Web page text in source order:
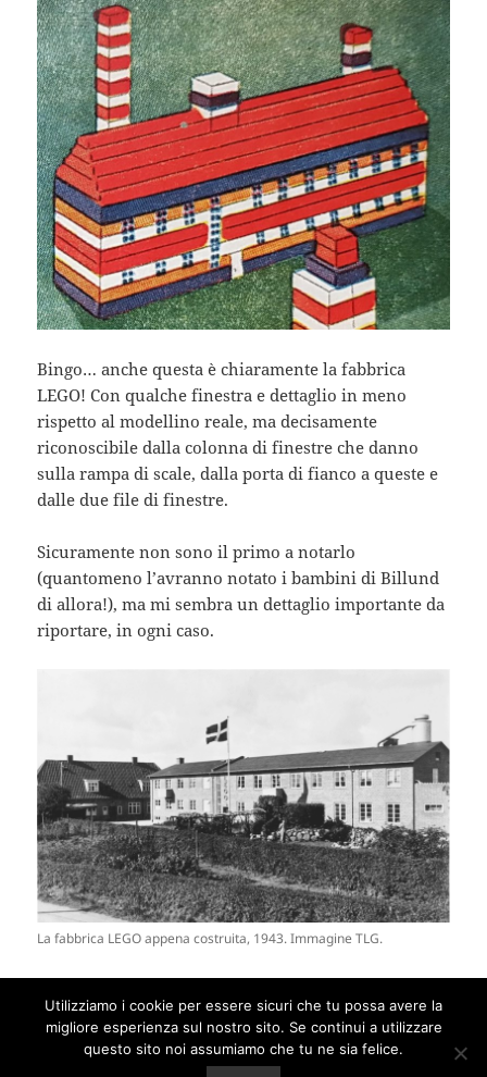
Bingo… anche questa è chiaramente la fabbrica
LEGO! Con qualche finestra e dettaglio in meno
rispetto al modellino reale, ma decisamente
riconoscibile dalla colonna di finestre che danno
sulla rampa di scale, dalla porta di fianco a queste e
dalle due file di finestre.
Sicuramente non sono il primo a notarlo
(quantomeno l’avranno notato i bambini di Billund
di allora!), ma mi sembra un dettaglio importante da
riportare, in ogni caso.
La fabbrica LEGO appena costruita, 1943. Immagine TLG.
Scritto
il
30 Luglio 2020 Autore
Francesco Categorie
Billund,Set Tag
ABB,
Fabbrica LEGO
1 commentosu Il primo modello “reale” LEGO®?
Utilizziamo i cookie per essere sicuri che tu possa avere la
migliore esperienza sul nostro sito. Se continui a utilizzare
questo sito noi assumiamo che tu ne sia felice.